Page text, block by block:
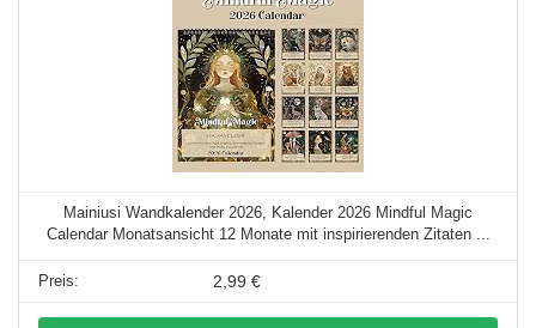
Mainiusi Wandkalender 2026, Kalender 2026 Mindful Magic
Calendar Monatsansicht 12 Monate mit inspirierenden Zitaten ...
2,99 €